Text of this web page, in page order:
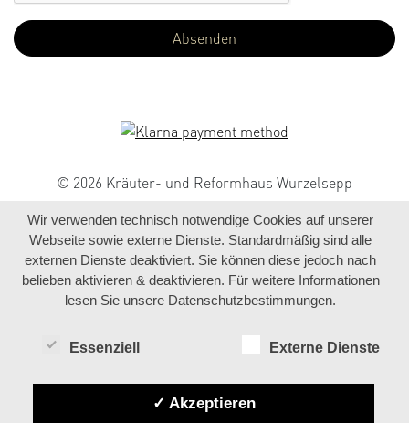
© 2026 Kräuter- und Reformhaus Wurzelsepp
Wir verwenden technisch notwendige Cookies auf unserer
Webseite sowie externe Dienste. Standardmäßig sind alle
externen Dienste deaktiviert. Sie können diese jedoch nach
belieben aktivieren & deaktivieren. Für weitere Informationen
lesen Sie unsere Datenschutzbestimmungen.
Essenziell Externe Dienste
✓ Akzeptieren